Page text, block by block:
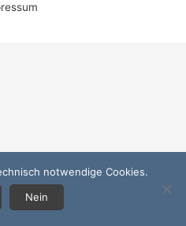
notwendige Cookies.
Nein